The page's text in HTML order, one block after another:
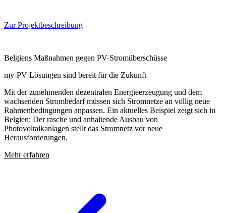
Zur Projektbeschreibung
Belgiens Maßnahmen gegen PV-Stromüberschüsse
my-PV Lösungen sind bereit für die Zukunft
Mit der zunehmenden dezentralen Energieerzeugung und dem
wachsenden Strombedarf müssen sich Stromnetze an völlig neue
Rahmenbedingungen anpassen. Ein aktuelles Beispiel zeigt sich in
Belgien: Der rasche und anhaltende Ausbau von
Photovoltaikanlagen stellt das Stromnetz vor neue
Herausforderungen.
Mehr erfahren